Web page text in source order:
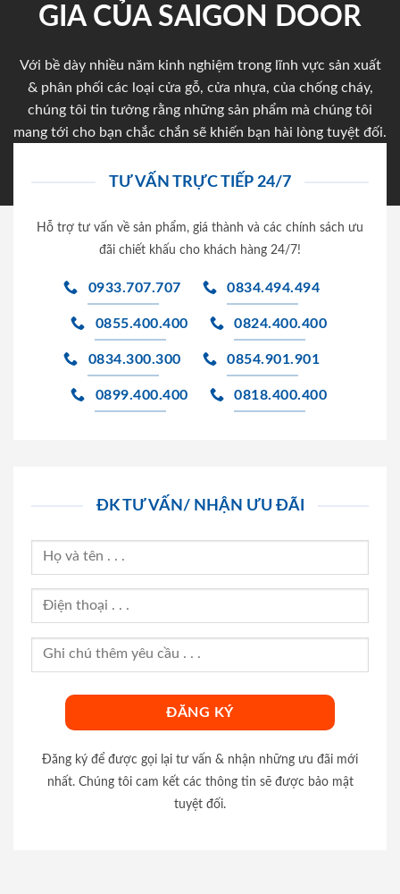
GIA CỦA SAIGON DOOR
Với bề dày nhiều năm kinh nghiệm trong lĩnh vực sản xuất
& phân phối các loại cửa gỗ, cửa nhựa, của chống cháy,
chúng tôi tin tưởng rằng những sản phẩm mà chúng tôi
mang tới cho bạn chắc chắn sẽ khiến bạn hài lòng tuyệt đối.
TƯ VẤN TRỰC TIẾP 24/7
Hỗ trợ tư vấn về sản phẩm, giá thành và các chính sách ưu
đãi chiết khấu cho khách hàng 24/7!
0933.707.707 0834.494.494
0855.400.400 0824.400.400
0834.300.300 0854.901.901
0899.400.400 0818.400.400
ĐK TƯ VẤN/ NHẬN ƯU ĐÃI
Đăng ký để được gọi lại tư vấn & nhận những ưu đãi mới
nhất. Chúng tôi cam kết các thông tin sẽ được bảo mật
tuyệt đối.